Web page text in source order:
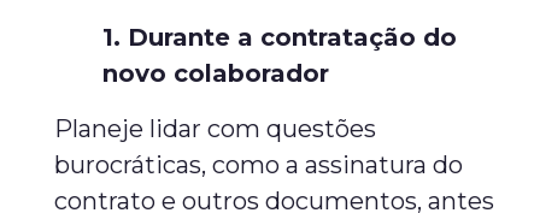
1. Durante a contratação do
novo colaborador
Planeje lidar com questões
burocráticas, como a assinatura do
contrato e outros documentos, antes